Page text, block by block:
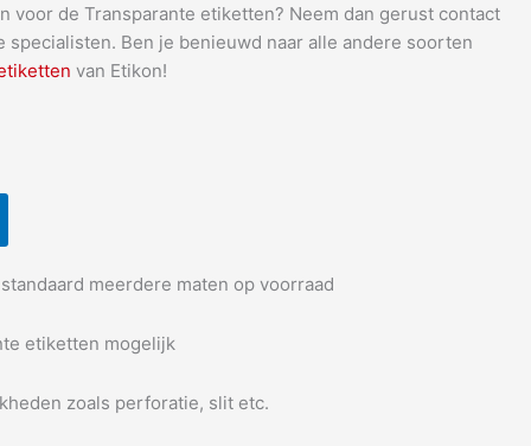
voor de Transparante etiketten? Neem dan gerust contact
specialisten. Ben je benieuwd naar alle andere soorten
van Etikon!
meerdere maten op voorraad
etiketten mogelijk
zoals perforatie, slit etc.